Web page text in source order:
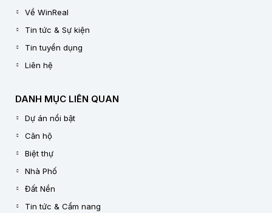
Về WinReal
Tin tức & Sự kiện
Tin tuyển dụng
Liên hệ
DANH MỤC LIÊN QUAN
Dự án nổi bật
Căn hộ
Biệt thự
Nhà Phố
Đất Nền
Tin tức & Cẩm nang